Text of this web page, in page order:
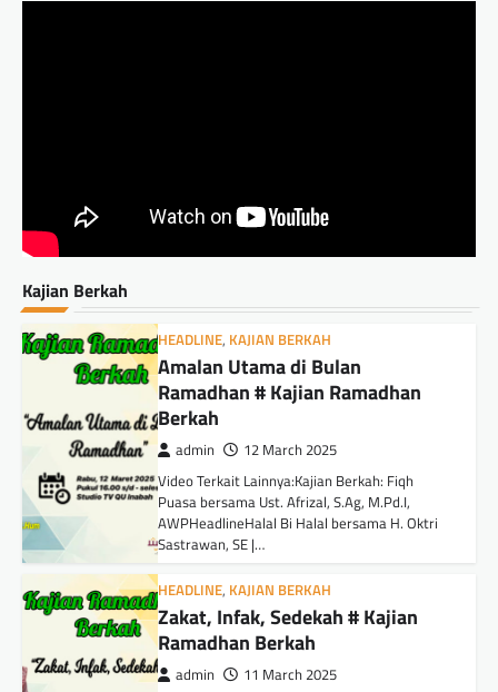
Kajian Berkah
HEADLINE, KAJIAN BERKAH
Amalan Utama di Bulan
Ramadhan # Kajian Ramadhan
Berkah
admin 12 March 2025
Video Terkait Lainnya:Kajian Berkah: Fiqh
Puasa bersama Ust. Afrizal, S.Ag, M.Pd.I,
AWPHeadlineHalal Bi Halal bersama H. Oktri
Sastrawan, SE |…
HEADLINE, KAJIAN BERKAH
Zakat, Infak, Sedekah # Kajian
Ramadhan Berkah
admin 11 March 2025